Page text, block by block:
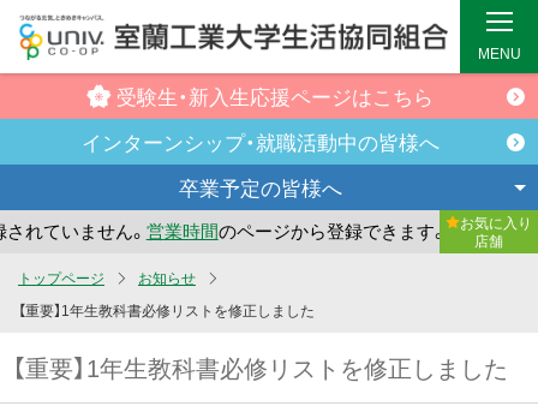
ン
受験生・新入生応援ページはこちら
インターンシップ・就職活動中の皆様へ
卒業予定の皆様へ
ていません。営業時間のページから登録できます。 まだ
お気に入り
店舗
MENU
トップページ
お知らせ
【重要】1年生教科書必修リストを修正しました
【重要】1年生教科書必修リストを修正しました